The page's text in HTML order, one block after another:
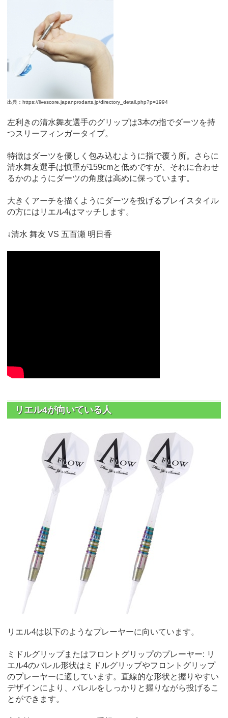
出典：https://livescore.japanprodarts.jp/directory_detail.php?p=1994
左利きの清水舞友選手のグリップは3本の指でダーツを持
つスリーフィンガータイプ。
特徴はダーツを優しく包み込むように指で覆う所。さらに
清水舞友選手は慎重が159cmと低めですが、それに合わせ
るかのようにダーツの角度は高めに保っています。
大きくアーチを描くようにダーツを投げるプレイスタイル
の方にはリエル4はマッチします。
↓清水 舞友 VS 五百瀬 明日香
リエル4が向いている人
リエル4は以下のようなプレーヤーに向いています。
ミドルグリップまたはフロントグリップのプレーヤー: リ
エル4のバレル形状はミドルグリップやフロントグリップ
のプレーヤーに適しています。直線的な形状と握りやすい
デザインにより、バレルをしっかりと握りながら投げるこ
とができます。